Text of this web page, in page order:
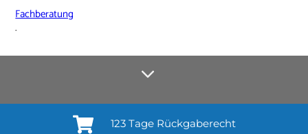
Fachberatung
.
Anmelden¹
123 Tage Rückgaberecht